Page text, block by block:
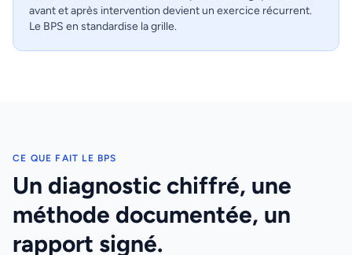
avant et après intervention devient un exercice récurrent.
Le BPS en standardise la grille.
CE QUE FAIT LE BPS
Un diagnostic chiffré, une
méthode documentée, un
rapport signé.